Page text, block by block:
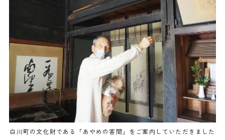
白川町の文化財である「あやめの客間」をご案内していただきました